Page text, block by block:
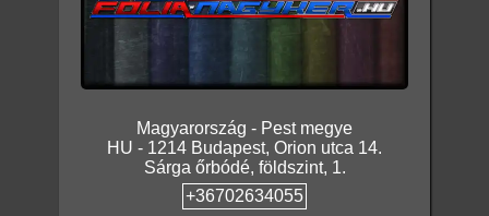
Magyarország - Pest megye
HU - 1214 Budapest, Orion utca 14.
Sárga őrbódé, földszint, 1.
+36702634055